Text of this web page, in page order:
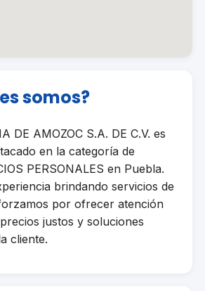
somos?
DE AMOZOC S.A. DE C.V. es
en la categoría de
PERSONALES en Puebla.
brindando servicios de
por ofrecer atención
justos y soluciones
cliente.